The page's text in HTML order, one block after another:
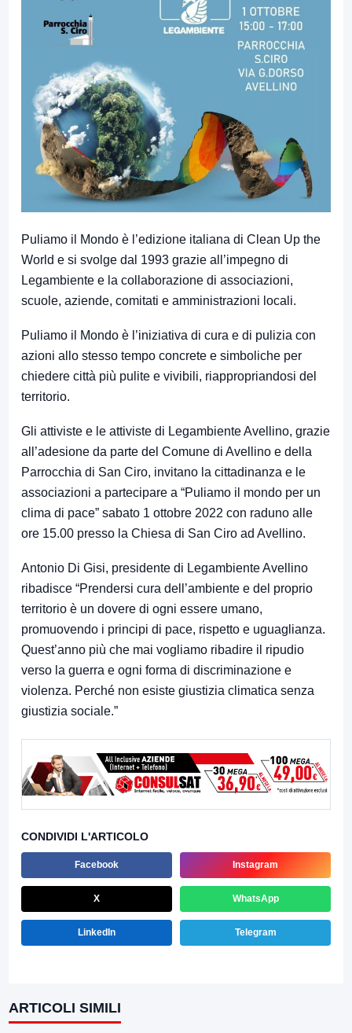
Puliamo il Mondo è l’edizione italiana di Clean Up the
World e si svolge dal 1993 grazie all’impegno di
Legambiente e la collaborazione di associazioni,
scuole, aziende, comitati e amministrazioni locali.
Puliamo il Mondo è l’iniziativa di cura e di pulizia con
azioni allo stesso tempo concrete e simboliche per
chiedere città più pulite e vivibili, riappropriandosi del
territorio.
Gli attiviste e le attiviste di Legambiente Avellino, grazie
all’adesione da parte del Comune di Avellino e della
Parrocchia di San Ciro, invitano la cittadinanza e le
associazioni a partecipare a “Puliamo il mondo per un
clima di pace” sabato 1 ottobre 2022 con raduno alle
ore 15.00 presso la Chiesa di San Ciro ad Avellino.
Antonio Di Gisi, presidente di Legambiente Avellino
ribadisce “Prendersi cura dell’ambiente e del proprio
territorio è un dovere di ogni essere umano,
promuovendo i principi di pace, rispetto e uguaglianza.
Quest’anno più che mai vogliamo ribadire il ripudio
verso la guerra e ogni forma di discriminazione e
violenza. Perché non esiste giustizia climatica senza
giustizia sociale.”
CONDIVIDI L'ARTICOLO
Facebook Instagram
X WhatsApp
LinkedIn Telegram
ARTICOLI SIMILI